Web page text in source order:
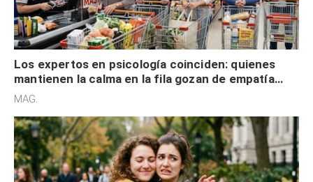
Los expertos en psicología coinciden: quienes
mantienen la calma en la fila gozan de empatía
cognitiva, gratitud y no solo tienen autocontrol
MAG.